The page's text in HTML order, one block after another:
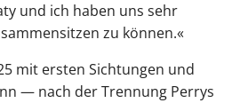
und ich haben uns sehr
zu können.«
mit ersten Sichtungen und
— nach der Trennung Perrys